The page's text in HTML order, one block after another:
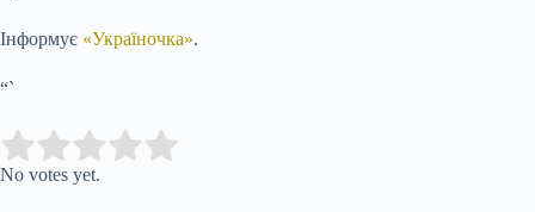
Інформує «Україночка».
“`
Rate this item:
No votes yet.